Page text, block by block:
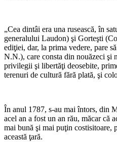
„Cea dintâi era una rusească, în
generalului Laudon) şi Gorteşti
ediţiei, dar, la prima vedere, pare
N.N.), care consta din nouăzeci şi
privilegii şi libertăţi deosebite,
terenuri de cultură fără plată, şi
În anul 1787, s-au mai întors, din
acel an a fost un an rău, măcar că
mai bună şi mai puţin costisitoare,
această ţară.